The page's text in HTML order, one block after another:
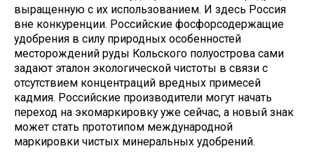
выращенную с их использованием. И здесь Россия
вне конкуренции. Российские фосфорсодержащие
удобрения в силу природных особенностей
месторождений руды Кольского полуострова сами
задают эталон экологической чистоты в связи с
отсутствием концентраций вредных примесей
кадмия. Российские производители могут начать
переход на экомаркировку уже сейчас, а новый знак
может стать прототипом международной
маркировки чистых минеральных удобрений.